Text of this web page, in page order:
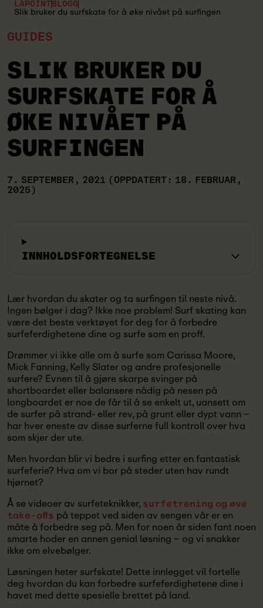
LAPOINT BLOGG
Slik bruker du surfskate for å øke nivået på surfingen
GUIDES
SLIK BRUKER DU
SURFSKATE FOR Å
ØKE NIVÅET PÅ
SURFINGEN
7. SEPTEMBER, 2021 (OPPDATERT: 18. FEBRUAR,
2025)
INNHOLDSFORTEGNELSE
Lær hvordan du skater og ta surfingen til neste nivå.
Ingen bølger i dag? Ikke noe problem! Surf skating kan
være det beste verktøyet for deg for å forbedre
surfeferdighetene dine og surfe som en proff.
Drømmer vi ikke alle om å surfe som Carissa Moore,
Mick Fanning, Kelly Slater og andre profesjonelle
surfere? Evnen til å gjøre skarpe svinger på
shortboardet eller balansere nådig på nesen på
longboardet er noe de får til å se enkelt ut, uansett om
de surfer på strand- eller rev, på grunt eller dypt vann –
har hver eneste av disse surferne full kontroll over hva
som skjer der ute.
Men hvordan blir vi bedre i surfing etter en fantastisk
surfeferie? Hva om vi bor på steder uten hav rundt
hjørnet?
Å se videoer av surfeteknikker, surfetrening og øve
take-offs på teppet ved siden av sengen vår er en
måte å forbedre seg på. Men for noen år siden fant noen
smarte hoder en annen genial løsning – og vi snakker
ikke om elvebølger.
Løsningen heter surfskate! Dette innlegget vil fortelle
deg hvordan du kan forbedre surfeferdighetene dine i
havet med dette spesielle brettet på land.